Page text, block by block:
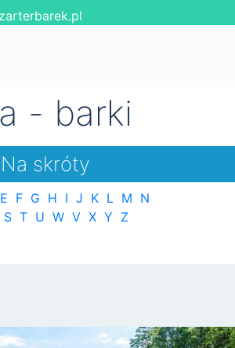
- barki
Na skróty
E F G H I J K L M N
S T U W V X Y Z